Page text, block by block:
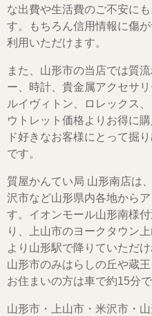
な出費や生活費のご不安に
す。もちろん信用情報に傷
利用いただけます。
また、山形市の当店では質
ー、時計、貴金属アクセサ
ルイヴィトン、ロレックス
ウトレット価格よりお得に
ド好きなお客様にとって掘
です。
質屋かんてい局 山形南店は
沢市など山形県内各地から
す。イオンモール山形南様
り、上山市のヨークタウン
より山形駅で降りていただ
山形市のみはらしの丘や蔵
お住まいの方は車で約15分
山形市・上山市・米沢市・